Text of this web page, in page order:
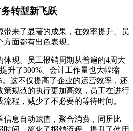
转型新飞跃
带来了显著的成果，在效率提升、员
面都有出色表现。
体现。员工报销周期从普遍的4周大
升了300%。会计工作量也大幅缩
。这不仅提高了企业的运营效率，还
策规范的执行更加高效，员工在进行
程，减少了不必要的等待时间。
信息自动赋值，聚合消费，同屏比